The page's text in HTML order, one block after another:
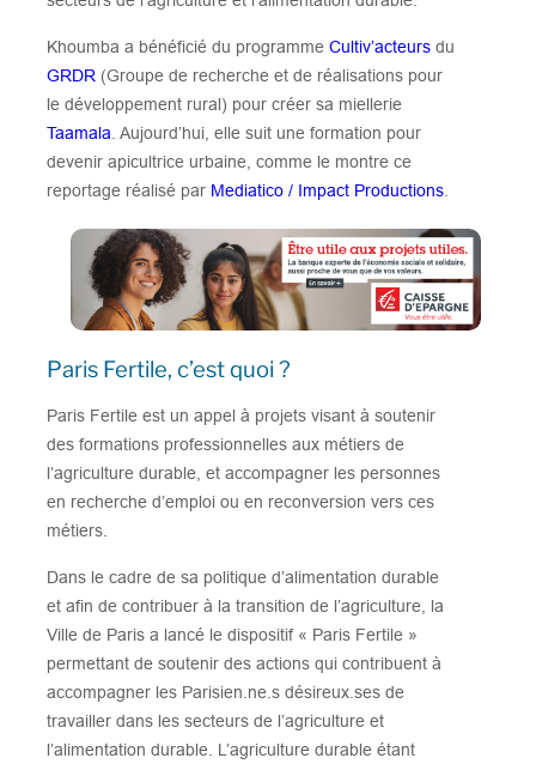
Khoumba a bénéficié du programmeCultiv’acteurs du
GRDR (Groupe de recherche et de réalisations pour
le développement rural) pour créer sa miellerie
Taamala . Aujourd’hui, elle suit une formation pour
devenir apicultrice urbaine, comme le montre ce
reportage réalisé par Mediatico / Impact Productions
Paris Fertile, c’est quoi ?
Paris Fertile est un appel à projets visant à soutenir
des formations professionnelles aux métiers de
l’agriculture durable, et accompagner les personnes
en recherche d’emploi ou en reconversion vers ces
métiers.
Dans le cadre de sa politique d’alimentation durable
et afin de contribuer à la transition de l’agriculture, la
Ville de Paris a lancé le dispositif « Paris Fertile »
permettant de soutenir des actions qui contribuent à
accompagner les Parisien.ne.s désireux.ses de
travailler dans les secteurs de l’agriculture et
l’alimentation durable. L’agriculture durable étant